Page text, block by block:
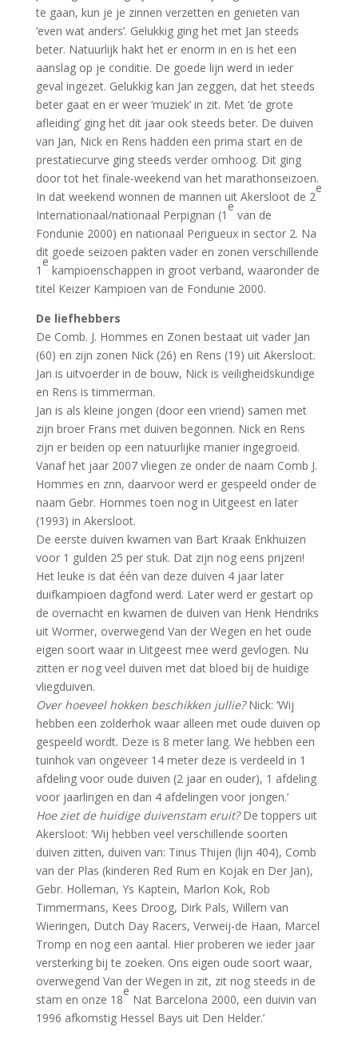
te gaan, kun je je zinnen verzetten en genieten van
‘even wat anders’. Gelukkig ging het met Jan steeds
beter. Natuurlijk hakt het er enorm in en is het een
aanslag op je conditie. De goede lijn werd in ieder
geval ingezet. Gelukkig kan Jan zeggen, dat het steeds
beter gaat en er weer ‘muziek’ in zit. Met ‘de grote
afleiding’ ging het dit jaar ook steeds beter. De duiven
van Jan, Nick en Rens hadden een prima start en de
prestatiecurve ging steeds verder omhoog. Dit ging
door tot het finale-weekend van het marathonseizoen.
In dat weekend wonnen de mannen uit Akersloot de 2
e
Internationaal/nationaal Perpignan (1
e
van de
Fondunie 2000) en nationaal Perigueux in sector 2. Na
dit goede seizoen pakten vader en zonen verschillende
1
e
kampioenschappen in groot verband, waaronder de
titel Keizer Kampioen van de Fondunie 2000.
De liefhebbers
De Comb. J. Hommes en Zonen bestaat uit vader Jan
(60) en zijn zonen Nick (26) en Rens (19) uit Akersloot.
Jan is uitvoerder in de bouw, Nick is veiligheidskundige
en Rens is timmerman.
Jan is als kleine jongen (door een vriend) samen met
zijn broer Frans met duiven begonnen. Nick en Rens
zijn er beiden op een natuurlijke manier ingegroeid.
Vanaf het jaar 2007 vliegen ze onder de naam Comb J.
Hommes en znn, daarvoor werd er gespeeld onder de
naam Gebr. Hommes toen nog in Uitgeest en later
(1993) in Akersloot.
De eerste duiven kwamen van Bart Kraak Enkhuizen
voor 1 gulden 25 per stuk. Dat zijn nog eens prijzen!
Het leuke is dat één van deze duiven 4 jaar later
duifkampioen dagfond werd. Later werd er gestart op
de overnacht en kwamen de duiven van Henk Hendriks
uit Wormer, overwegend Van der Wegen en het oude
eigen soort waar in Uitgeest mee werd gevlogen. Nu
zitten er nog veel duiven met dat bloed bij de huidige
vliegduiven.
Over hoeveel hokken beschikken jullie?Nick: ‘Wij
hebben een zolderhok waar alleen met oude duiven op
gespeeld wordt. Deze is 8 meter lang. We hebben een
tuinhok van ongeveer 14 meter deze is verdeeld in 1
afdeling voor oude duiven (2 jaar en ouder), 1 afdeling
voor jaarlingen en dan 4 afdelingen voor jongen.’
Hoe ziet de huidige duivenstam eruit?De toppers uit
Akersloot: ‘Wij hebben veel verschillende soorten
duiven zitten, duiven van: Tinus Thijen (lijn 404), Comb
van der Plas (kinderen Red Rum en Kojak en Der Jan),
Gebr. Holleman, Ys Kaptein, Marlon Kok, Rob
Timmermans, Kees Droog, Dirk Pals, Willem van
Wieringen, Dutch Day Racers, Verweij-de Haan, Marcel
Tromp en nog een aantal. Hier proberen we ieder jaar
versterking bij te zoeken. Ons eigen oude soort waar,
overwegend Van der Wegen in zit, zit nog steeds in de
stam en onze 18
e
Nat Barcelona 2000, een duivin van
1996 afkomstig Hessel Bays uit Den Helder.’